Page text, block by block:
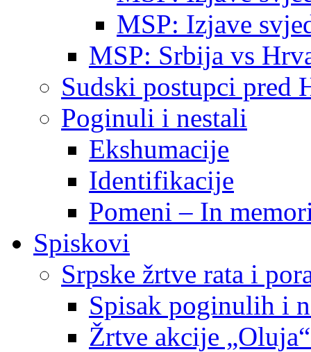
MSP: Izjave
MSP: Srbija vs
Sudski postupci pred
Poginuli i nestali
Ekshumacije
Identifikacije
Pomeni – In
Spiskovi
Srpske žrtve rata i
Spisak poginulih i
Žrtve akcije